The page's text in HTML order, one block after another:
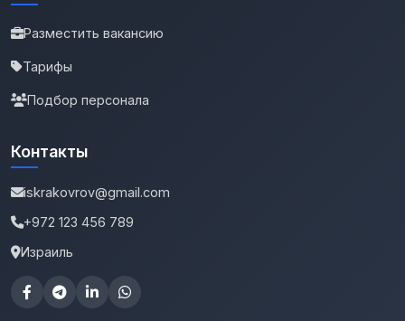
Разместить вакансию
Тарифы
Подбор персонала
Контакты
iskrakovrov@gmail.com
+972 123 456 789
Израиль